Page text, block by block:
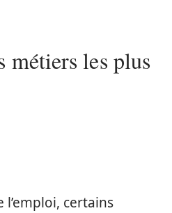
métiers les plus
l’emploi, certains